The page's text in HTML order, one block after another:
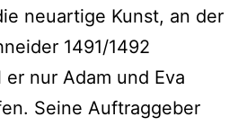
neuartige Kunst, an der
1491/1492
nur Adam und Eva
Seine Auftraggeber